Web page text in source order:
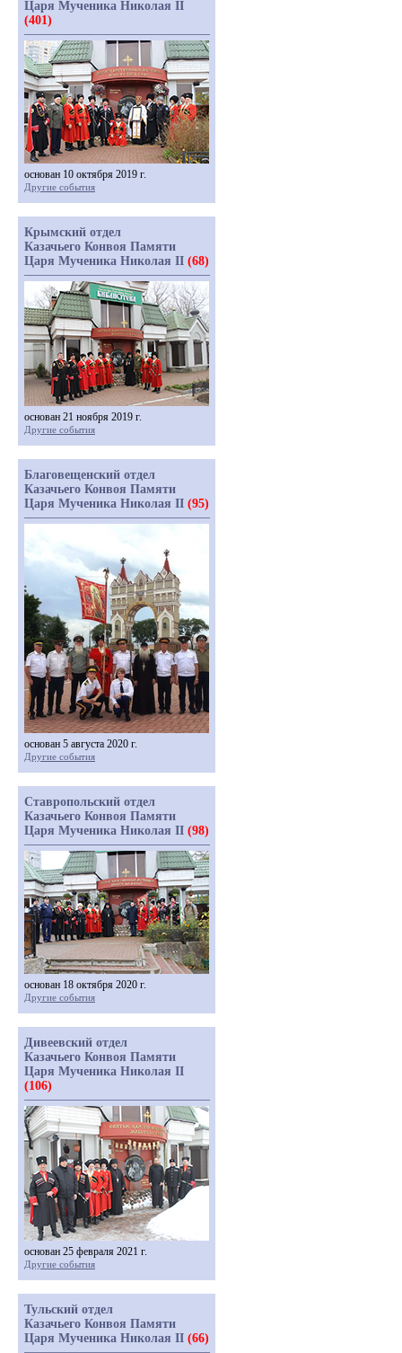
Царя Мученика Николая II
(401)
основан 10 октября 2019 г.
Другие события
Крымский отдел
Казачьего Конвоя Памяти
Царя Мученика Николая II (68)
основан 21 ноября 2019 г.
Другие события
Благовещенский отдел
Казачьего Конвоя Памяти
Царя Мученика Николая II (95)
основан 5 августа 2020 г.
Другие события
Ставропольский отдел
Казачьего Конвоя Памяти
Царя Мученика Николая II (98)
основан 18 октября 2020 г.
Другие события
Дивеевский отдел
Казачьего Конвоя Памяти
Царя Мученика Николая II
(106)
основан 25 февраля 2021 г.
Другие события
Тульский отдел
Казачьего Конвоя Памяти
Царя Мученика Николая II (66)